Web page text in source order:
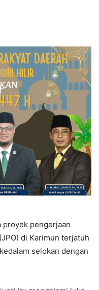
proyek pengerjaan
di Karimun terjatuh
selokan dengan